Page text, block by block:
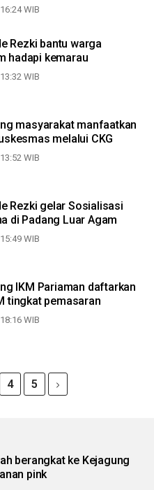
WIB
Rezki bantu warga
hadapi kemarau
WIB
masyarakat manfaatkan
melalui CKG
WIB
Rezki gelar Sosialisasi
di Padang Luar Agam
WIB
IKM Pariaman daftarkan
tingkat pemasaran
WIB
4 5
berangkat ke Kejagung
pink